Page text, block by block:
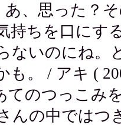
、思った？そ
持ちを口にす
ないのにね。
も。 / アキ (
てのつっこみ
んの中ではつ